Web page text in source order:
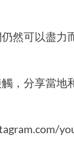
然可以盡力
，分享當地